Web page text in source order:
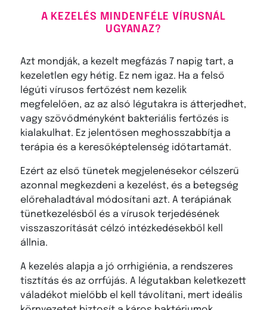
A KEZELÉS MINDENFÉLE VÍRUSNÁL
UGYANAZ?
Azt mondják, a kezelt megfázás 7 napig tart, a
kezeletlen egy hétig. Ez nem igaz. Ha a felső
légúti vírusos fertőzést nem kezelik
megfelelően, az az alsó légutakra is átterjedhet,
vagy szövődményként bakteriális fertőzés is
kialakulhat. Ez jelentősen meghosszabbítja a
terápia és a keresőképtelenség időtartamát.
Ezért az első tünetek megjelenésekor célszerű
azonnal megkezdeni a kezelést, és a betegség
előrehaladtával módosítani azt. A terápiának
tünetkezelésből és a vírusok terjedésének
visszaszorítását célzó intézkedésekből kell
állnia.
A kezelés alapja a jó orrhigiénia, a rendszeres
tisztítás és az orrfújás. A légutakban keletkezett
váladékot mielőbb el kell távolítani, mert ideális